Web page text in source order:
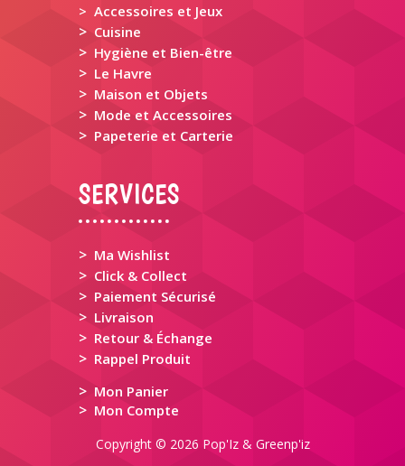
> Accessoires et Jeux
> Cuisine
> Hygiène et Bien-être
> Le Havre
> Maison et Objets
> Mode et Accessoires
> Papeterie et Carterie
SERVICES
> Ma Wishlist
> Click & Collect
> Paiement Sécurisé
> Livraison
> Retour & Échange
> Rappel Produit
> Mon Panier
> Mon Compte
Copyright © 2026 Pop'Iz & Greenp'iz